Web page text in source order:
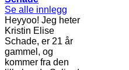
Se alle innlegg
Heyyoo! Jeg heter
Kristin Elise
Schade, er 21 år
gammel, og
kommer fra den